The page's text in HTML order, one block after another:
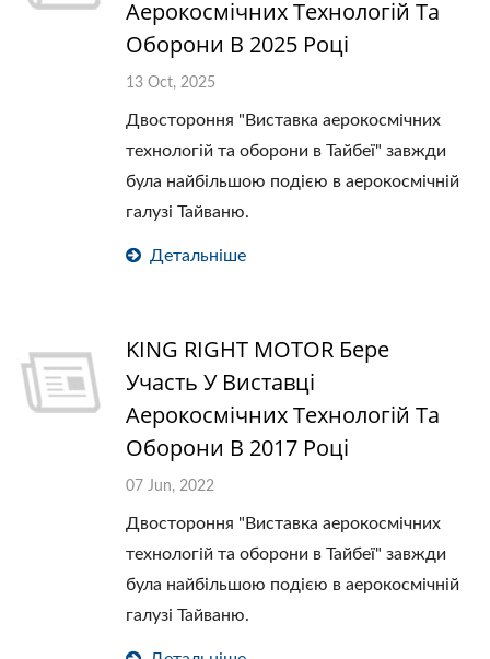
Аерокосмічних Технологій Та
Оборони В 2025 Році
13 Oct, 2025
Двостороння "Виставка аерокосмічних
технологій та оборони в Тайбеї" завжди
була найбільшою подією в аерокосмічній
галузі Тайваню.
Детальніше
KING RIGHT MOTOR Бере
Участь У Виставці
Аерокосмічних Технологій Та
Оборони В 2017 Році
07 Jun, 2022
Двостороння "Виставка аерокосмічних
технологій та оборони в Тайбеї" завжди
була найбільшою подією в аерокосмічній
галузі Тайваню.